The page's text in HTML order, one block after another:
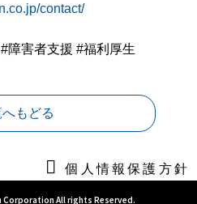
contact/
障害者支援 #福利厚生
もどる
個人情報保護方針
Corporation All rights Reserved.